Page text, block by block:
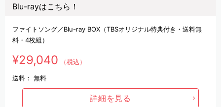
Blu-rayはこちら！
ファイトソング／Blu-ray BOX（TBSオリジナル特典付き・送料無
料・4枚組）
¥29,040 （税込）
送料： 無料
詳細を見る